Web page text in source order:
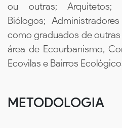
ou outras; Arquitetos;
Biólogos;
como graduados de outras
área de Ecourbanismo,
Ecovilas e Bairros
METODOLOGIA